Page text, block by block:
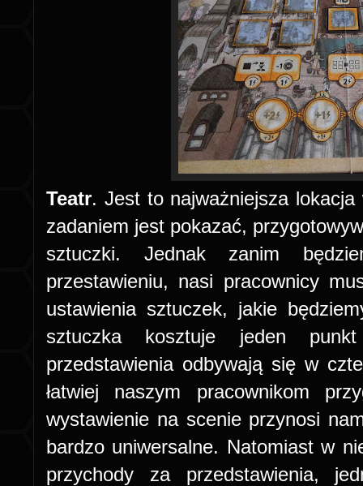
Teatr. Jest to najważniejsza
zadaniem jest pokazać,
sztuczki. Jednak zanim
przestawieniu, nasi pracownicy
ustawienia sztuczek, jakie
sztuczka kosztuje jeden
przedstawienia odbywają się w
łatwiej naszym pracownikom
wystawienie na scenie przynosi
bardzo uniwersalne. Natomiast w
przychody za przedstawienia,